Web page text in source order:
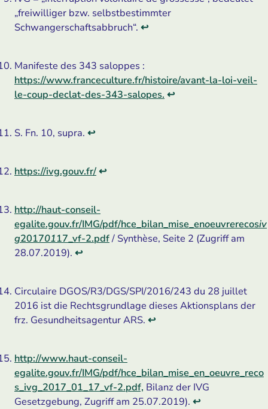
„freiwilliger bzw. selbstbestimmter
Schwangerschaftsabbruch“. ↩
Manifeste des 343 saloppes :
https://www.franceculture.fr/histoire/avant-la-loi-veil-
le-coup-declat-des-343-salopes. ↩
S. Fn. 10, supra. ↩
https://ivg.gouv.fr/↩
http://haut-conseil-
egalite.gouv.fr/IMG/pdf/hce_bilan_mise_enoeuvrerecosiv
g20170117_vf-2.pdf/ Synthèse, Seite 2 (Zugriff am
28.07.2019). ↩
Circulaire DGOS/R3/DGS/SPI/2016/243 du 28 juillet
2016 ist die Rechtsgrundlage dieses Aktionsplans der
frz. Gesundheits­agentur ARS. ↩
http://www.haut-conseil-
egalite.gouv.fr/IMG/pdf/hce_bilan_mise_en_oeuvre_reco
s_ivg_2017_01_17_vf-2.pdf, Bilanz der IVG
Gesetzgebung, Zugriff am 25.07.2019). ↩